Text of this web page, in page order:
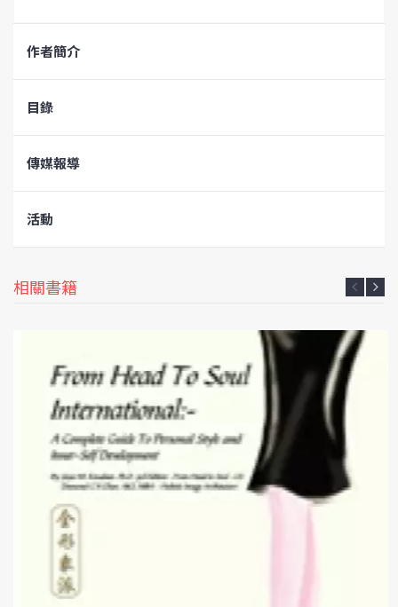
作者簡介
目錄
傳媒報導
活動
相關書籍